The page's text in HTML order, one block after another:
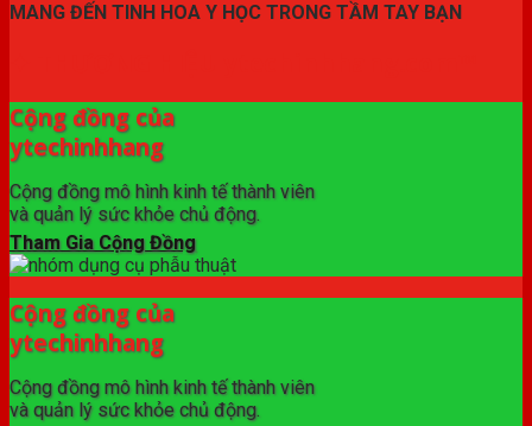
MANG ĐẾN TINH HOA Y HỌC TRONG TẦM TAY BẠN
Cộng đồng của
ytechinhhang
Cộng đồng mô hình kinh tế thành viên
và quản lý sức khỏe chủ động.
Tham Gia Cộng Đồng
Cộng đồng của
ytechinhhang
Cộng đồng mô hình kinh tế thành viên
và quản lý sức khỏe chủ động.